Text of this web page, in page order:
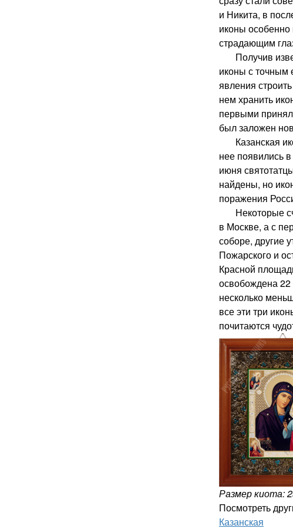
и Никита, в
иконы
страдающим
Получив
иконы с точным
явления
нем хранить
первыми
был заложен
Казанская
нее появились
июня
найдены, но
поражения
Некоторые
в Москве, а с
соборе, другие
Пожарского и
Красной
освобождена 22
несколько
все эти три
почитаются
Размер киота:
Посмотреть
Казанская